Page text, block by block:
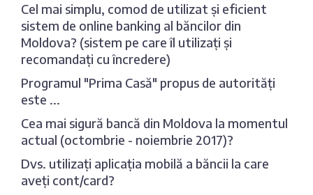
Cel mai simplu, comod de utilizat și eficient
sistem de online banking al băncilor din
Moldova? (sistem pe care îl utilizați și
recomandați cu încredere)
Programul "Prima Casă" propus de autorități
este ...
Cea mai sigură bancă din Moldova la momentul
actual (octombrie - noiembrie 2017)?
Dvs. utilizați aplicația mobilă a băncii la care
aveți cont/card?